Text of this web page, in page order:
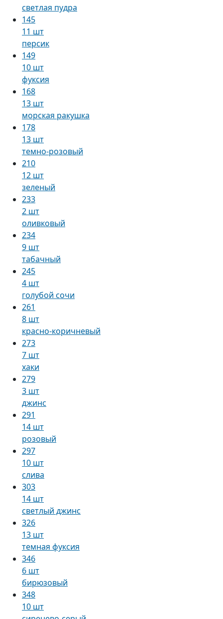
светлая пудра
145
11 шт
персик
149
10 шт
фуксия
168
13 шт
морская ракушка
178
13 шт
темно-розовый
210
12 шт
зеленый
233
2 шт
оливковый
234
9 шт
табачный
245
4 шт
голубой сочи
261
8 шт
красно-коричневый
273
7 шт
хаки
279
3 шт
джинс
291
14 шт
розовый
297
10 шт
слива
303
14 шт
светлый джинс
326
13 шт
темная фуксия
346
6 шт
бирюзовый
348
10 шт